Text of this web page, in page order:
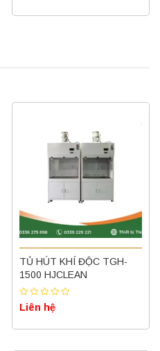
TỦ HÚT KHÍ ĐỘC TGH-
1500 HJCLEAN
Liên hệ